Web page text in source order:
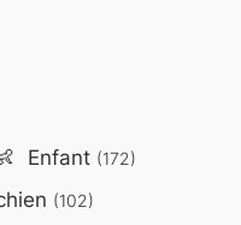
Enfant (172)
(102)